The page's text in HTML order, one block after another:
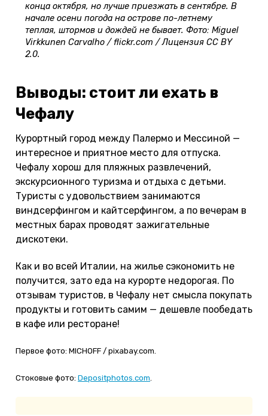
конца октября, но лучше приезжать в сентябре. В
начале осени погода на острове по-летнему
теплая, штормов и дождей не бывает. Фото: Miguel
Virkkunen Carvalho / flickr.com / Лицензия CC BY
2.0.
Выводы: стоит ли ехать в
Чефалу
Курортный город между Палермо и Мессиной —
интересное и приятное место для отпуска.
Чефалу хорош для пляжных развлечений,
экскурсионного туризма и отдыха с детьми.
Туристы с удовольствием занимаются
виндсерфингом и кайтсерфингом, а по вечерам в
местных барах проводят зажигательные
дискотеки.
Как и во всей Италии, на жилье сэкономить не
получится, зато еда на курорте недорогая. По
отзывам туристов, в Чефалу нет смысла покупать
продукты и готовить самим — дешевле пообедать
в кафе или ресторане!
Первое фото: MICHOFF / pixabay.com.
Стоковые фото: Depositphotos.com.